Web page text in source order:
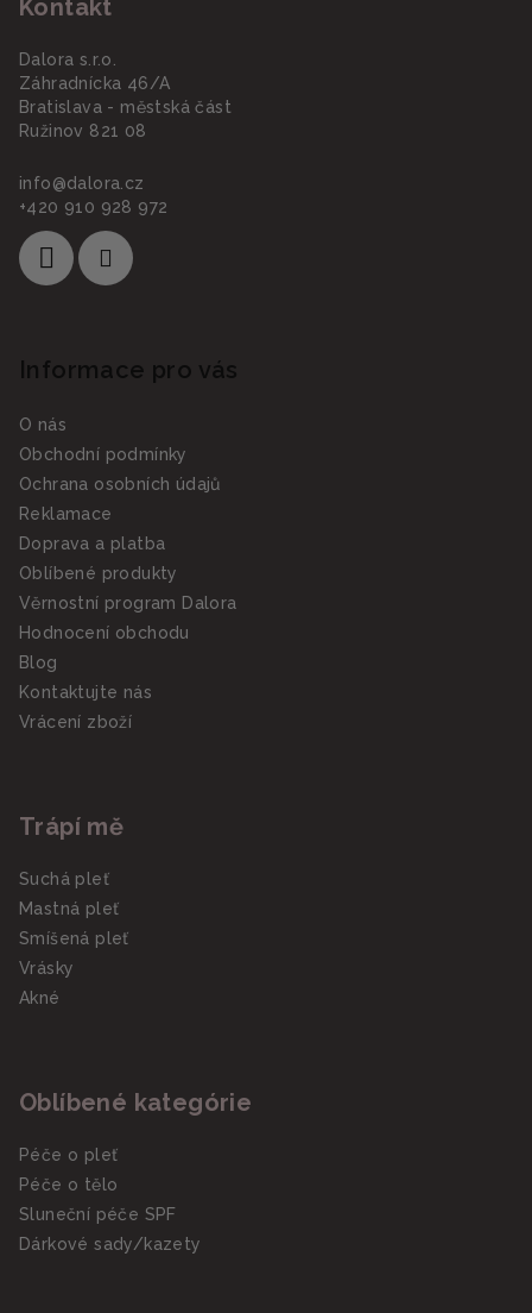
Kontakt
Dalora s.r.o.
Záhradnícka 46/A
Bratislava - městská část
Ružinov 821 08
info@dalora.cz
+420 910 928 972
Informace pro vás
O nás
Obchodní podmínky
Ochrana osobních údajů
Reklamace
Doprava a platba
Oblíbené produkty
Věrnostní program Dalora
Hodnocení obchodu
Blog
Kontaktujte nás
Vrácení zboží
Trápí mě
Suchá pleť
Mastná pleť
Smíšená pleť
Vrásky
Akné
Oblíbené kategórie
Péče o pleť
Péče o tělo
Sluneční péče SPF
Dárkové sady/kazety